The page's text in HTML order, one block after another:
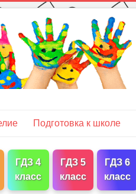
Подготовка к школе
ГДЗ 4
класс
ГДЗ 5
класс
ГДЗ 6
класс